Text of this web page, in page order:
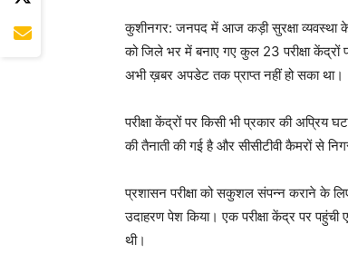
कुशीनगर: जनपद में आज कड़ी सुरक्षा व्यवस्था
को जिले भर में बनाए गए कुल 23 परीक्षा केंद्रों
अभी ख़बर अपडेट तक प्राप्त नहीं हो सका था।
परीक्षा केंद्रों पर किसी भी प्रकार की अप्रिय
की तैनाती की गई है और सीसीटीवी कैमरों से
प्रशासन परीक्षा को सकुशल संपन्न कराने के
उदाहरण पेश किया। एक परीक्षा केंद्र पर
थी।